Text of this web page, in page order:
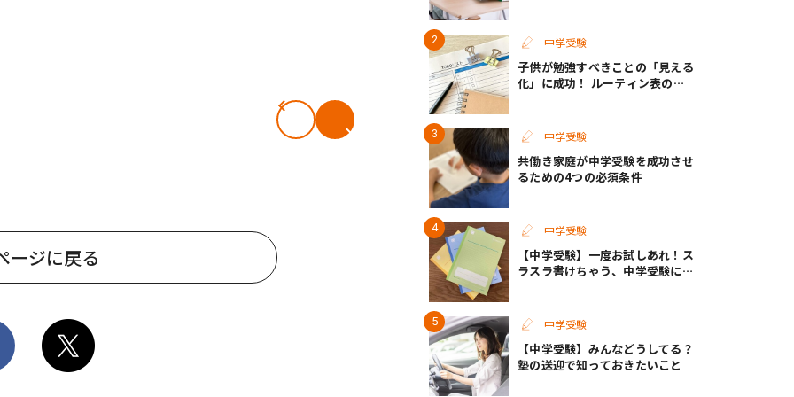
ージに戻る
中学受験
子供が勉強すべきことの「見える
化」に成功！ ルーティン表の実
中学受験
共働き家庭が中学受験を成功させ
るための4つの必須条件
中学受験
【中学受験】一度お試しあれ！ス
ラスラ書けちゃう、中学受験に向
中学受験
【中学受験】みんなどうしてる？
塾の送迎で知っておきたいこと